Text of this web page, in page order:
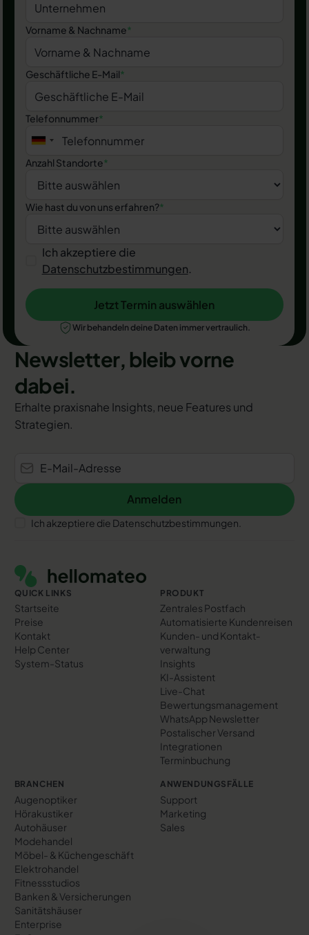
Vorname & Nachname*
Geschäftliche E-Mail*
Telefonnummer*
Anzahl Standorte*
Wie hast du von uns erfahren?*
Ich akzeptiere die
Datenschutzbestimmungen.
Jetzt Termin auswählen
Jetzt Termin auswählen
Wir behandeln deine Daten immer vertraulich.
Newsletter, bleib vorne
dabei.
Erhalte praxisnahe Insights, neue Features und
Strategien.
Anmelden
Anmelden
Ich akzeptiere die Datenschutzbestimmungen.
QUICK LINKS
Startseite
Preise
Kontakt
Help Center
System-Status
PRODUKT
Zentrales Postfach
Automatisierte Kundenreisen
Kunden- und Kontakt­
verwaltung
Insights
KI-Assistent
Live-Chat
Bewertungs­management
WhatsApp Newsletter
Postalischer Versand
Integrationen
Terminbuchung
BRANCHEN
Augenoptiker
Hörakustiker
Autohäuser
Modehandel
Möbel- & Küchengeschäft
Elektrohandel
Fitnessstudios
Banken & Versicherungen
Sanitätshäuser
Enterprise
ANWENDUNGSFÄLLE
Support
Marketing
Sales